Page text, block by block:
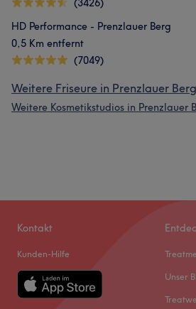
(3426)
HD Performance - Prenzlauer Berg
0,5 Km entfernt
(7049)
Weitere Friseure in Prenzlauer
Weitere Kosmetikstudios in Prenzlauer
Kontakt
Kunden-Hilfe
Unser